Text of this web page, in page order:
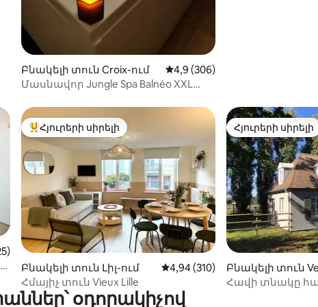
Բնակելի տուն Croix-ում Միջին վարկանիշը՝ 5-ից 4,9,
4,9 (306)
Մասնավոր Jungle Spa Balnéo XXL
5-ից 4,91, 125 կարծիք
Հյուրերի սիրելի լավագույն տները
Հյուրերի սիրելի
Բնակելի տուն Լիլ-ում Միջին վարկանիշը՝ 5-ից
4,94 (310)
Հմայիչ տուն Vieux Lille
Հյուրերի սիրելի
Հյուրերի սիրելի
Բնակելի տուն
ում
Հավի տնակը
օդորակիչով